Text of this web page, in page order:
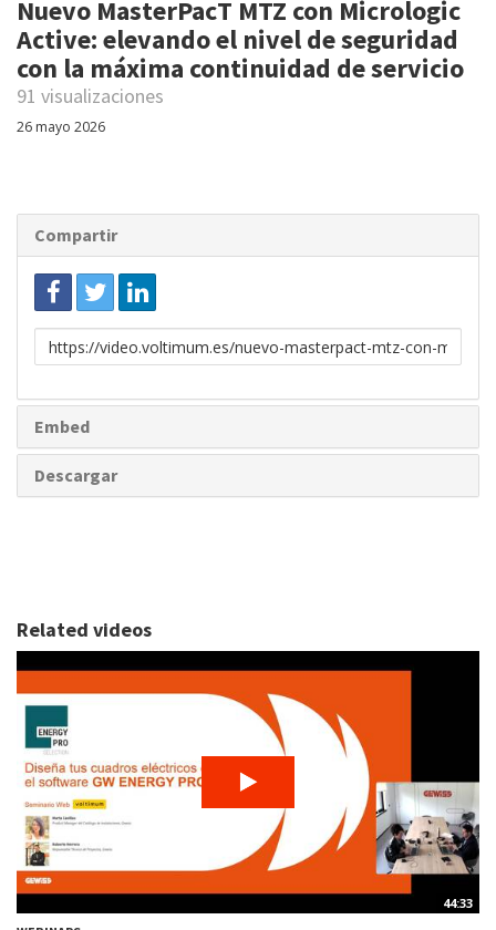
Nuevo MasterPacT MTZ con Micrologic
Active: elevando el nivel de seguridad
con la máxima continuidad de servicio
91 visualizaciones
26 mayo 2026
Compartir
Enlace
para
Embed
Descargar
Related videos
44:33